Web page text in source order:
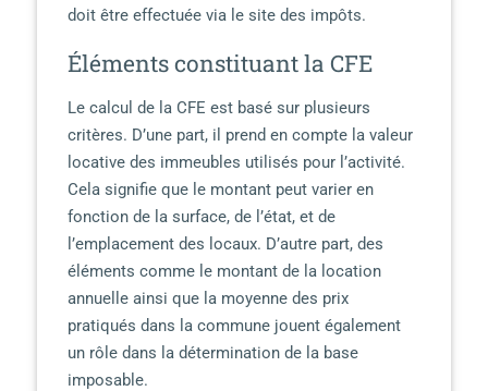
doit être effectuée via le site des impôts.
Éléments constituant la CFE
Le calcul de la CFE est basé sur plusieurs
critères. D’une part, il prend en compte la valeur
locative des immeubles utilisés pour l’activité.
Cela signifie que le montant peut varier en
fonction de la surface, de l’état, et de
l’emplacement des locaux. D’autre part, des
éléments comme le montant de la location
annuelle ainsi que la moyenne des prix
pratiqués dans la commune jouent également
un rôle dans la détermination de la base
imposable.